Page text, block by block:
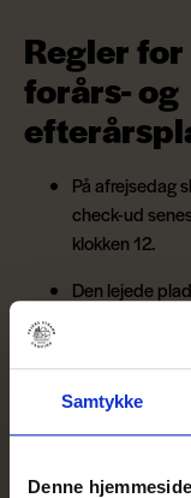
Samtykke
Denne
Regler for
forårs- og
På afrejsedag
check-ud
klokken 12.
Den lejede
Markeringer af
jorden, pæle,